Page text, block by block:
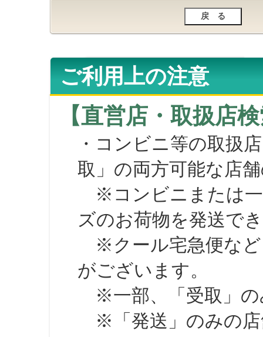
ご利用上の注意
【直営店・取扱店
・コンビニ等の取扱
取」の両方可能な店
※コンビニまたは一
ズのお荷物を発送で
※クール宅急便など
がございます。
※一部、「受取」の
※「発送」のみの店